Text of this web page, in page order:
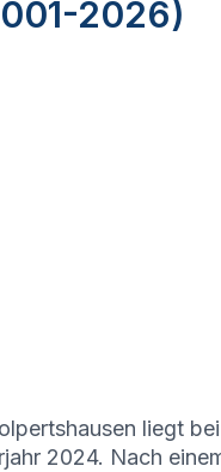
2026)
liegt bei
2024. Nach